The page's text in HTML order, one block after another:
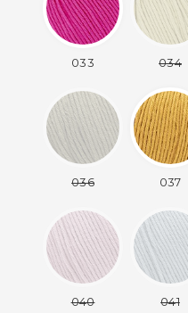
033 034
036 037
040 041